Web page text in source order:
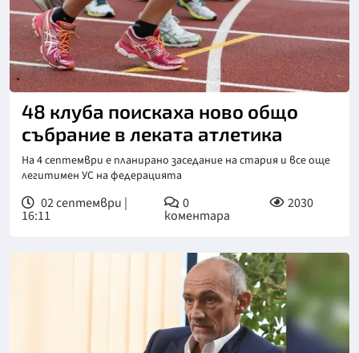
48 клуба поискаха ново общо
събрание в леката атлетика
На 4 септември е планирано заседание на стария и все още
легитимен УС на федерацията
02 септември |
16:11
0
коментара
2030